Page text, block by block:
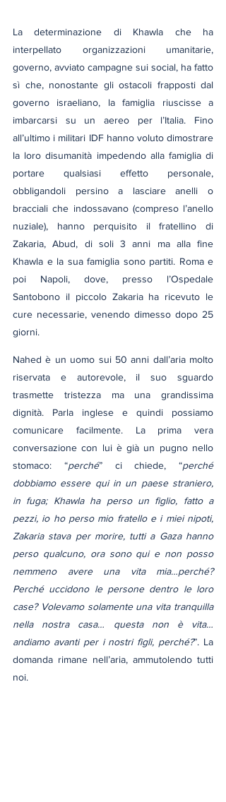
La determinazione di Khawla che ha
interpellato organizzazioni umanitarie,
governo, avviato campagne sui social, ha fatto
sì che, nonostante gli ostacoli frapposti dal
governo israeliano, la famiglia riuscisse a
imbarcarsi su un aereo per l’Italia. Fino
all’ultimo i militari IDF hanno voluto dimostrare
la loro disumanità impedendo alla famiglia di
portare qualsiasi effetto personale,
obbligandoli persino a lasciare anelli o
bracciali che indossavano (compreso l’anello
nuziale), hanno perquisito il fratellino di
Zakaria, Abud, di soli 3 anni ma alla fine
Khawla e la sua famiglia sono partiti. Roma e
poi Napoli, dove, presso l’Ospedale
Santobono il piccolo Zakaria ha ricevuto le
cure necessarie, venendo dimesso dopo 25
giorni.
Nahed è un uomo sui 50 anni dall’aria molto
riservata e autorevole, il suo sguardo
trasmette tristezza ma una grandissima
dignità. Parla inglese e quindi possiamo
comunicare facilmente. La prima vera
conversazione con lui è già un pugno nello
stomaco: “perché” ci chiede, “perché
dobbiamo essere qui in un paese straniero,
in fuga; Khawla ha perso un figlio, fatto a
pezzi, io ho perso mio fratello e i miei nipoti,
Zakaria stava per morire, tutti a Gaza hanno
perso qualcuno, ora sono qui e non posso
nemmeno avere una vita mia…perché?
Perché uccidono le persone dentro le loro
case? Volevamo solamente una vita tranquilla
nella nostra casa… questa non è vita…
andiamo avanti per i nostri figli, perché?”. La
domanda rimane nell’aria, ammutolendo tutti
noi.